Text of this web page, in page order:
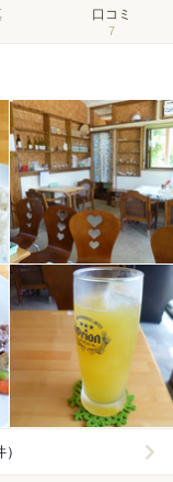
口コミ
7